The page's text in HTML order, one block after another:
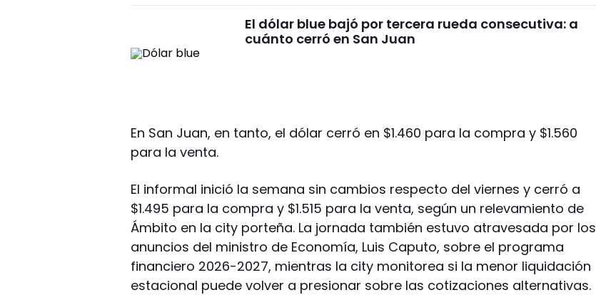
El dólar blue bajó por tercera rueda consecutiva: a
cuánto cerró en San Juan
En San Juan, en tanto, el dólar cerró en $1.460 para la compra y $1.560
para la venta.
El informal inició la semana sin cambios respecto del viernes y cerró a
$1.495 para la compra y $1.515 para la venta, según un relevamiento de
Ámbito en la city porteña. La jornada también estuvo atravesada por los
anuncios del ministro de Economía, Luis Caputo, sobre el programa
financiero 2026-2027, mientras la city monitorea si la menor liquidación
estacional puede volver a presionar sobre las cotizaciones alternativas.